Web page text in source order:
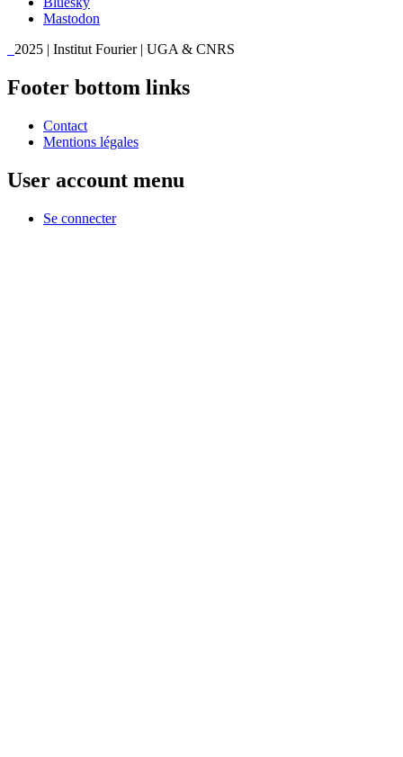
Mastodon
2025 | Institut Fourier | UGA & CNRS
Footer bottom links
Contact
Mentions légales
User account menu
Se connecter